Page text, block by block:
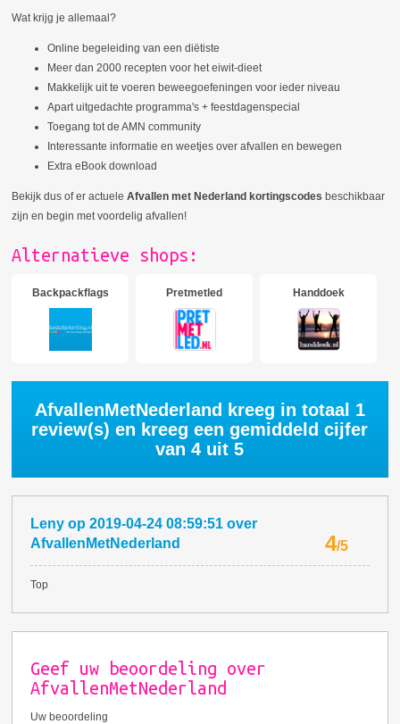
Wat krijg je allemaal?
Online begeleiding van een diëtiste
Meer dan 2000 recepten voor het eiwit-dieet
Makkelijk uit te voeren beweegoefeningen voor ieder niveau
Apart uitgedachte programma's + feestdagenspecial
Toegang tot de AMN community
Interessante informatie en weetjes over afvallen en bewegen
Extra eBook download
Bekijk dus of er actueleAfvallen met Nederland kortingscodes beschikbaar
zijn en begin met voordelig afvallen!
Alternatieve shops:
Backpackflags Pretmetled Handdoek
AfvallenMetNederland kreeg in totaal 1
review(s) en kreeg een gemiddeld cijfer
van4 uit 5
Leny op2019-04-24 08:59:51 over
AfvallenMetNederland
4/5
Top
Geef uw beoordeling over
AfvallenMetNederland
Uw beoordeling